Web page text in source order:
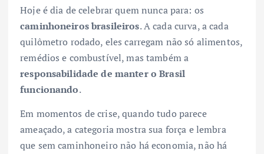
Hoje é dia de celebrar quem nunca para: os
caminhoneiros brasileiros. A cada curva, a cada
quilômetro rodado, eles carregam não só alimentos,
remédios e combustível, mas também a
responsabilidade de manter o Brasil
funcionando.
Em momentos de crise, quando tudo parece
ameaçado, a categoria mostra sua força e lembra
que sem caminhoneiro não há economia, não há